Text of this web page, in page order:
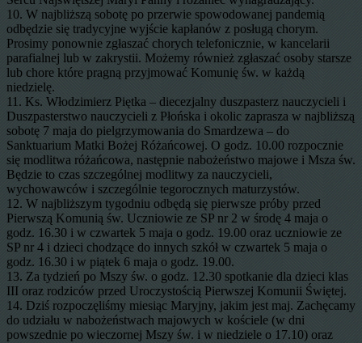
10. W najbliższą sobotę po przerwie spowodowanej pandemią
odbędzie się tradycyjne wyjście kapłanów z posługą chorym.
Prosimy ponownie zgłaszać chorych telefonicznie, w kancelarii
parafialnej lub w zakrystii. Możemy również zgłaszać osoby starsze
lub chore które pragną przyjmować Komunię św. w każdą
niedzielę.
11. Ks. Włodzimierz Piętka – diecezjalny duszpasterz nauczycieli i
Duszpasterstwo nauczycieli z Płońska i okolic zaprasza w najbliższą
sobotę 7 maja do pielgrzymowania do Smardzewa – do
Sanktuarium Matki Bożej Różańcowej. O godz. 10.00 rozpocznie
się modlitwa różańcowa, następnie nabożeństwo majowe i Msza św.
Będzie to czas szczególnej modlitwy za nauczycieli,
wychowawców i szczególnie tegorocznych maturzystów.
12. W najbliższym tygodniu odbędą się pierwsze próby przed
Pierwszą Komunią św. Uczniowie ze SP nr 2 w środę 4 maja o
godz. 16.30 i w czwartek 5 maja o godz. 19.00 oraz uczniowie ze
SP nr 4 i dzieci chodzące do innych szkół w czwartek 5 maja o
godz. 16.30 i w piątek 6 maja o godz. 19.00.
13. Za tydzień po Mszy św. o godz. 12.30 spotkanie dla dzieci klas
III oraz rodziców przed Uroczystością Pierwszej Komunii Świętej.
14. Dziś rozpoczęliśmy miesiąc Maryjny, jakim jest maj. Zachęcamy
do udziału w nabożeństwach majowych w kościele (w dni
powszednie po wieczornej Mszy św. i w niedziele o 17.10) oraz